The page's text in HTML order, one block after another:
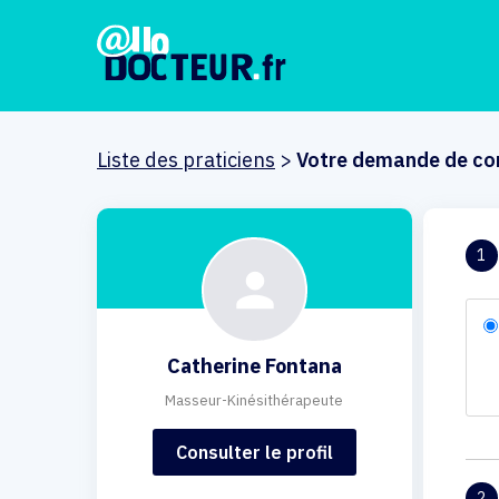
Liste des praticiens > Votre demande de
Catherine Fontana
Masseur-Kinésithérapeute
Consulter le profil
1